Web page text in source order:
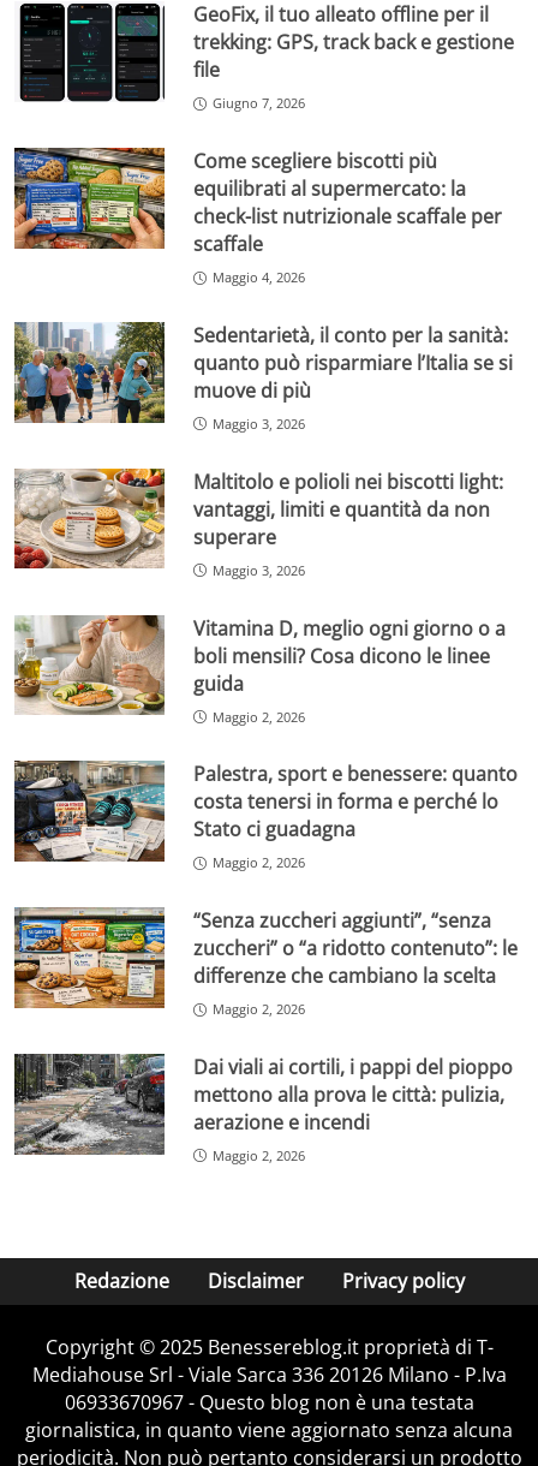
GeoFix, il tuo alleato offline per il
trekking: GPS, track back e gestione
file
Giugno 7, 2026
Come scegliere biscotti più
equilibrati al supermercato: la
check-list nutrizionale scaffale per
scaffale
Maggio 4, 2026
Sedentarietà, il conto per la sanità:
quanto può risparmiare l’Italia se si
muove di più
Maggio 3, 2026
Maltitolo e polioli nei biscotti light:
vantaggi, limiti e quantità da non
superare
Maggio 3, 2026
Vitamina D, meglio ogni giorno o a
boli mensili? Cosa dicono le linee
guida
Maggio 2, 2026
Palestra, sport e benessere: quanto
costa tenersi in forma e perché lo
Stato ci guadagna
Maggio 2, 2026
“Senza zuccheri aggiunti”, “senza
zuccheri” o “a ridotto contenuto”: le
differenze che cambiano la scelta
Maggio 2, 2026
Dai viali ai cortili, i pappi del pioppo
mettono alla prova le città: pulizia,
aerazione e incendi
Maggio 2, 2026
Redazione Disclaimer Privacy policy
Copyright © 2025 Benessereblog.it proprietà di T-
Mediahouse Srl - Viale Sarca 336 20126 Milano - P.Iva
06933670967 - Questo blog non è una testata
giornalistica, in quanto viene aggiornato senza alcuna
periodicità. Non può pertanto considerarsi un prodotto